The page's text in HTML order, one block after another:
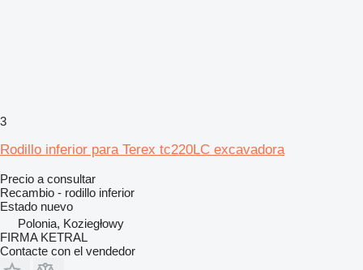
3
Rodillo inferior para Terex tc220LC excavadora
Precio a consultar
Recambio - rodillo inferior
Estado nuevo
Polonia, Koziegłowy
FIRMA KETRAL
Contacte con el vendedor